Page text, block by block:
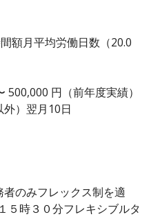
額月平均労働日数（20.0
円（前年度実績）
）翌月10日
のみフレックス制を適
５時３０分フレキシブルタ